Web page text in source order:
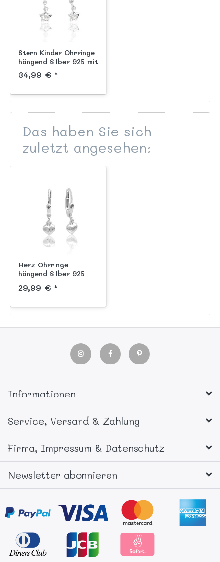
Stern Kinder Ohrringe
hängend Silber 925 mit
34,99 € *
Das haben Sie sich
zuletzt angesehen:
Herz Ohrringe
hängend Silber 925
Sicherheitsverschluß
29,99 € *
Informationen
Service, Versand & Zahlung
Firma, Impressum & Datenschutz
Newsletter abonnieren